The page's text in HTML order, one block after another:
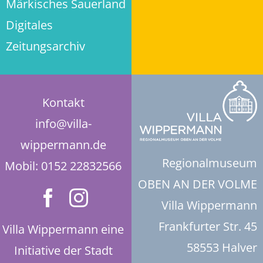
Märkisches Sauerland
Digitales
Zeitungsarchiv
Historie der Privatsphäre-Einstellungen
Einwilligungen widerrufen
Kontakt
info@villa-
wippermann.de
Mobil: 0152 22832566
Villa Wippermann eine
Initiative der Stadt
Regionalmuseum
OBEN AN DER VOLME
Villa Wippermann
Frankfurter Str. 45
58553 Halver